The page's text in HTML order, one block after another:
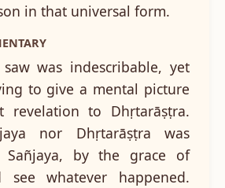
in that universal form.
was indescribable, yet
to give a mental picture
revelation to Dhṛtarāṣṭra.
nor Dhṛtarāṣṭra was
Sañjaya, by the grace of
see whatever happened.